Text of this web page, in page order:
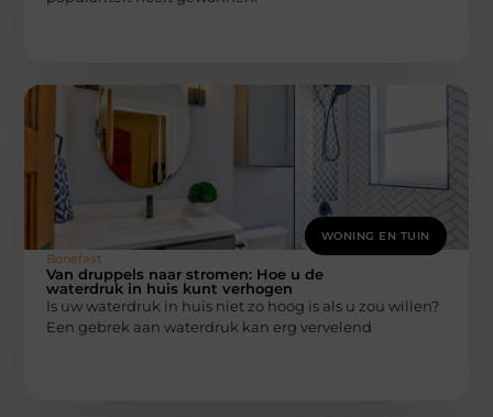
WONING EN TUIN
Bonefast
Van druppels naar stromen: Hoe u de
waterdruk in huis kunt verhogen
Is uw waterdruk in huis niet zo hoog is als u zou willen?
Een gebrek aan waterdruk kan erg vervelend